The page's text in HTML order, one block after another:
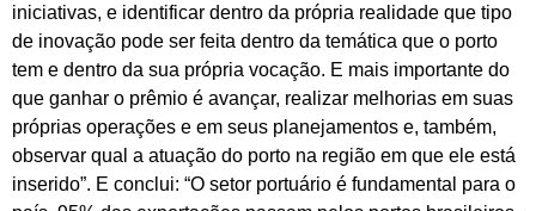
iniciativas, e identificar dentro da própria realidade que tipo
de inovação pode ser feita dentro da temática que o porto
tem e dentro da sua própria vocação. E mais importante do
que ganhar o prêmio é avançar, realizar melhorias em suas
próprias operações e em seus planejamentos e, também,
observar qual a atuação do porto na região em que ele está
inserido”. E conclui: “O setor portuário é fundamental para o